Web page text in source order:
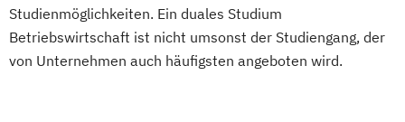
Studienmöglichkeiten. Ein duales Studium
Betriebswirtschaft ist nicht umsonst der Studiengang, der
von Unternehmen auch häufigsten angeboten wird.